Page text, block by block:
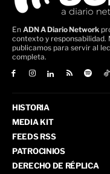
En ADN A Diario Network
contexto y responsabilidad.
publicamos para servir al
completa.
HISTORIA
MEDIA KIT
FEEDS RSS
PATROCINIOS
DERECHO DE RÉPLICA